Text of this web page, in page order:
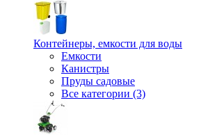
Контейнеры, емкости для воды
Емкости
Канистры
Пруды садовые
Все категории (3)